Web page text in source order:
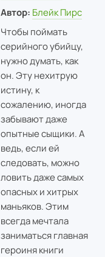
Автор: Блейк Пирс
Чтобы поймать
серийного убийцу,
нужно думать, как
он. Эту нехитрую
истину, к
сожалению, иногда
забывают даже
опытные сыщики. А
ведь, если ей
следовать, можно
ловить даже самых
опасных и хитрых
маньяков. Этим
всегда мечтала
заниматься главная
героиня книги